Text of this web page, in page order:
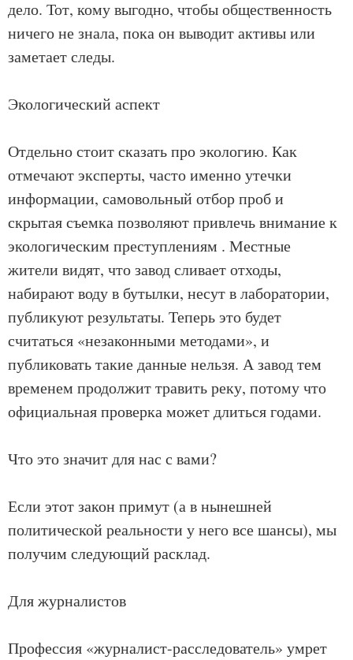
дело. Тот, кому выгодно, чтобы общественность
ничего не знала, пока он выводит активы или
заметает следы.
Экологический аспект
Отдельно стоит сказать про экологию. Как
отмечают эксперты, часто именно утечки
информации, самовольный отбор проб и
скрытая съемка позволяют привлечь внимание к
экологическим преступлениям . Местные
жители видят, что завод сливает отходы,
набирают воду в бутылки, несут в лаборатории,
публикуют результаты. Теперь это будет
считаться «незаконными методами», и
публиковать такие данные нельзя. А завод тем
временем продолжит травить реку, потому что
официальная проверка может длиться годами.
Что это значит для нас с вами?
Если этот закон примут (а в нынешней
политической реальности у него все шансы), мы
получим следующий расклад.
Для журналистов
Профессия «журналист-расследователь» умрет